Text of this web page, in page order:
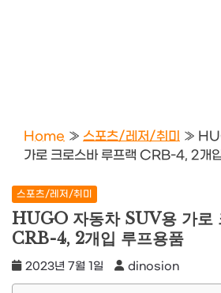
Home » 스포츠/레저/취미 »
가로 크로스바 루프랙 CRB-4, 2개
스포츠/레저/취미
HUGO 자동차 SUV용 가로
CRB-4, 2개입 루프용품
2023년 7월 1일 dinosion